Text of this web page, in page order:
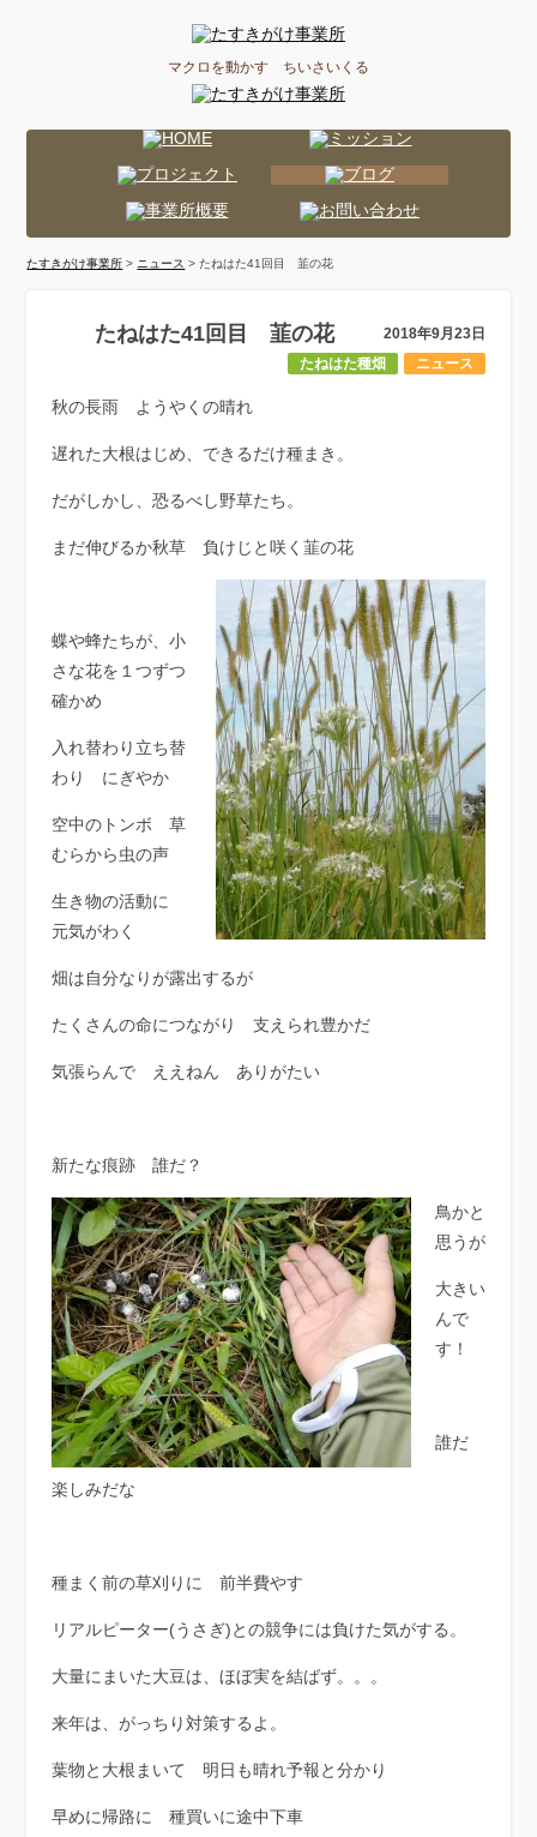
マクロを動かす ちいさいくる
たすきがけ事業所 > ニュース > たねはた41回目 韮の花
たねはた41回目 韮の花
2018年9月23日
ニュース
たねはた種畑
秋の長雨 ようやくの晴れ
遅れた大根はじめ、できるだけ種まき。
だがしかし、恐るべし野草たち。
まだ伸びるか秋草 負けじと咲く韮の花
蝶や蜂たちが、小
さな花を１つずつ
確かめ
入れ替わり立ち替
わり にぎやか
空中のトンボ 草
むらから虫の声
生き物の活動に
元気がわく
畑は自分なりが露出するが
たくさんの命につながり 支えられ豊かだ
気張らんで ええねん ありがたい
新たな痕跡 誰だ？
鳥かと
思うが
大きい
んで
す！
誰だ
楽しみだな
種まく前の草刈りに 前半費やす
リアルピーター(うさぎ)との競争には負けた気がする。
大量にまいた大豆は、ほぼ実を結ばず。。。
来年は、がっちり対策するよ。
葉物と大根まいて 明日も晴れ予報と分かり
早めに帰路に 種買いに途中下車